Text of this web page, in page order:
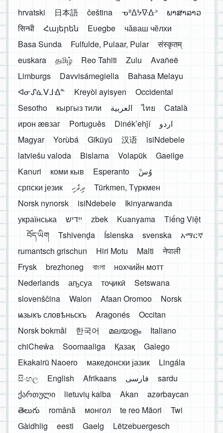
hrvatski
日本語 čeština ᓀᐦᐃᔭᐍᐏᐣ
ພາສາລາວ
सिन्धी
Հայերեն Eʋegbe
чӑваш чӗлхи
Basa Sunda
Fulfulde, Pulaar, Pular
संस्कृतम्
euskara
தமிழ் Reo Tahiti Zulu
Avañeẽ
Limburgs
Davvisámegiella
Bahasa Melayu
ᐊᓂᔑᓈᐯᒧᐎᓐ
Kreyòl ayisyen
Occidental
Sesotho
кыргыз тили العربية ไทย
Català
ирон æвзаг
Português Dinékʼehǰí
اردو
Magyar
Yorùbá Gĩkũyũ 汉语
isiNdebele
latviešu valoda
Bislama Volapük
Gaeilge
Kanuri
коми кыв Esperanto
َوُسَ
српски језик
ދިވެހި
Türkmen, Түркмен
Norsk nynorsk
isiNdebele
Ikinyarwanda
українська
ייִדיש zbek Kuanyama
Tiếng Việt
བོད་ཡིག
Tshivenḓa Íslenska svenska
አማርኛ
rumantsch grischun
Hiri Motu Malti
नेपाली
Frysk
brezhoneg বাংলা
нохчийн мотт
Nederlands
аҧсуа тоҷикӣ
Setswana
slovenščina
Walon Afaan Oromoo
Norsk
ѩзыкъ словѣньскъ
Aragonés
Occitan
Norsk bokmål
한국어 മലയാളം
Italiano
chiCheŵa
Soomaaliga Қазақ
Galego
Ekakairũ Naoero
македонски јазик
Lingála
සිංහල
English Afrikaans فارسی
sardu
ქართული
lietuvių kalba Akan
azərbaycan
తెలుగు
română монгол te reo Māori
Twi
Gàidhlig
eesti Gaelg
Lëtzebuergesch